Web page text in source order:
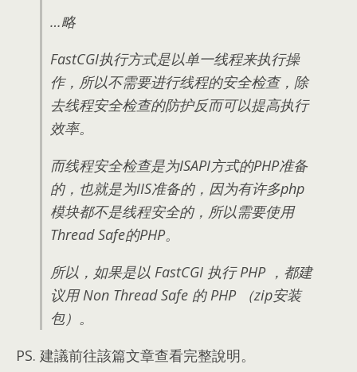
…略
FastCGI执行方式是以单一线程来执行操
作， 所以不需要进行线程的安全检查， 除
去线程安全检查的防护反而可以提高执行
效率。
而线程安全检查是为ISAPI方式的PHP准备
的， 也就是为IIS准备的， 因为有许多php
模块都不是线程安全的， 所以需要使用
Thread Safe的PHP。
所以 ， 如果是以 FastCGI 执行 PHP， 都建
议用 Non Thread Safe 的 PHP （zip安装
包） 。
PS. 建議前往該篇文章查看完整說明。